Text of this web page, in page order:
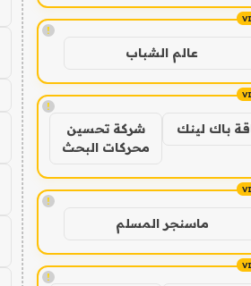
!
عالم الشباب
!
باك لينك
شركة تحسين
محركات البحث
!
ماسنجر المسلم
!